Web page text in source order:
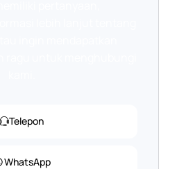
Telepon
WhatsApp